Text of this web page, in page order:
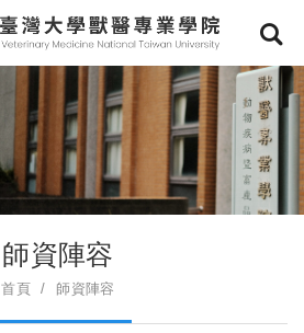
師資陣容
首頁 師資陣容